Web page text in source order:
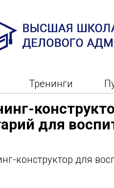
Тренинги
для
конструктор для